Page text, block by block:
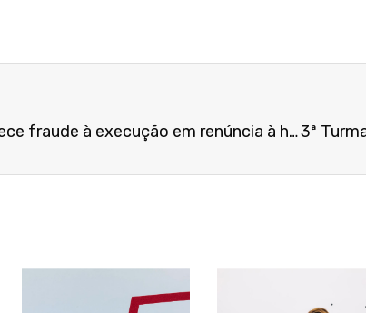
TRT-MG reconhece fraude à execução em renúncia à herança realizada após início da ação trabalhista